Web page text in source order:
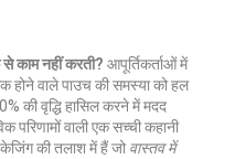
काम नहीं करती? आपूर्तिकर्ताओं में
होने वाले पाउच की समस्या को हल
की वृद्धि हासिल करने में मदद
परिणामों वाली एक सच्ची कहानी
की तलाश में हैं जो वास्तव में